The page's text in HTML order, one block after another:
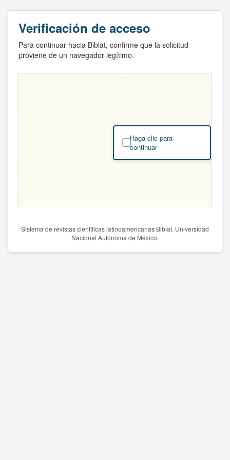
Verificación de acceso
Para continuar hacia Biblat, confirme que la solicitud
proviene de un navegador legítimo.
Haga clic para
continuar
Sistema de revistas científicas latinoamericanas Biblat. Universidad
Nacional Autónoma de México.